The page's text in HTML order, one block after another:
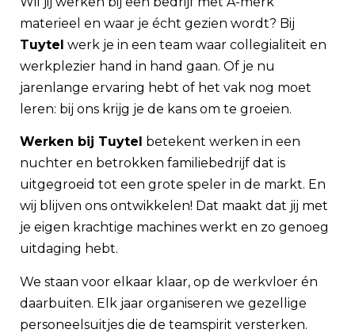
materieel en waar je écht gezien wordt? Bij
Tuytel werk je in een team waar collegialiteit en
werkplezier hand in hand gaan. Of je nu
jarenlange ervaring hebt of het vak nog moet
leren: bij ons krijg je de kans om te groeien.
Werken bij Tuytel betekent werken in een
nuchter en betrokken familiebedrijf dat is
uitgegroeid tot een grote speler in de markt. En
wij blijven ons ontwikkelen! Dat maakt dat jij met
je eigen krachtige machines werkt en zo genoeg
uitdaging hebt.
We staan voor elkaar klaar, op de werkvloer én
daarbuiten. Elk jaar organiseren we gezellige
personeelsuitjes die de teamspirit versterken.